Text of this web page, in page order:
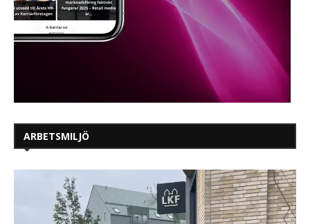
ARBETSMILJÖ